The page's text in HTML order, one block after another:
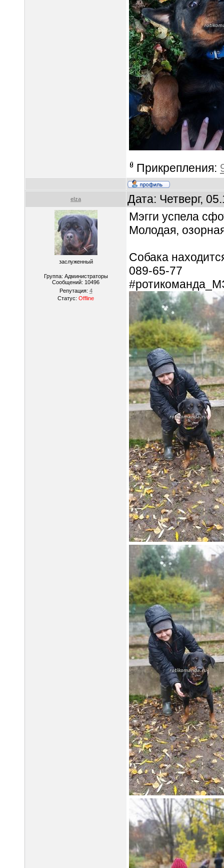
Прикрепления:
elza Дата: Четверг,
заслуженный
Группа: Администраторы
Сообщений: 10496
Репутация: 4
Статус: Offline
Мэгги успела
Молодая,
Собака
089-65-77